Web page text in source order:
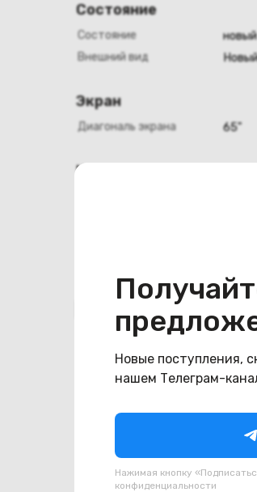
Новые поступления,
нашем Телеграм-
Нажимая кнопку
конфиденциальности
Состояние
Состояние
новый
Внешний вид
Экран
Диагональ экрана 65"
Конструкция
Похожие